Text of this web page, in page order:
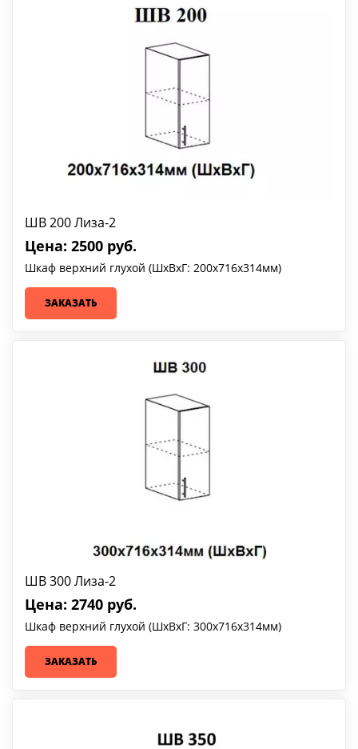
ШВ 200 Лиза-2
Цена: 2500 руб.
Шкаф верхний глухой (ШхВхГ: 200х716х314мм)
ЗАКАЗАТЬ
ШВ 300 Лиза-2
Цена: 2740 руб.
Шкаф верхний глухой (ШхВхГ: 300х716х314мм)
ЗАКАЗАТЬ